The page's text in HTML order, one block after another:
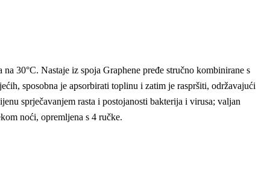
30°C. Nastaje iz spoja Graphene pređe stručno kombinirane s
sposobna je apsorbirati toplinu i zatim je raspršiti, održavajući
sprječavanjem rasta i postojanosti bakterija i virusa; valjan
noći, opremljena s 4 ručke.